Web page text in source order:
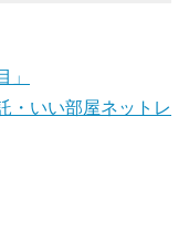
・いい部屋ネットレ